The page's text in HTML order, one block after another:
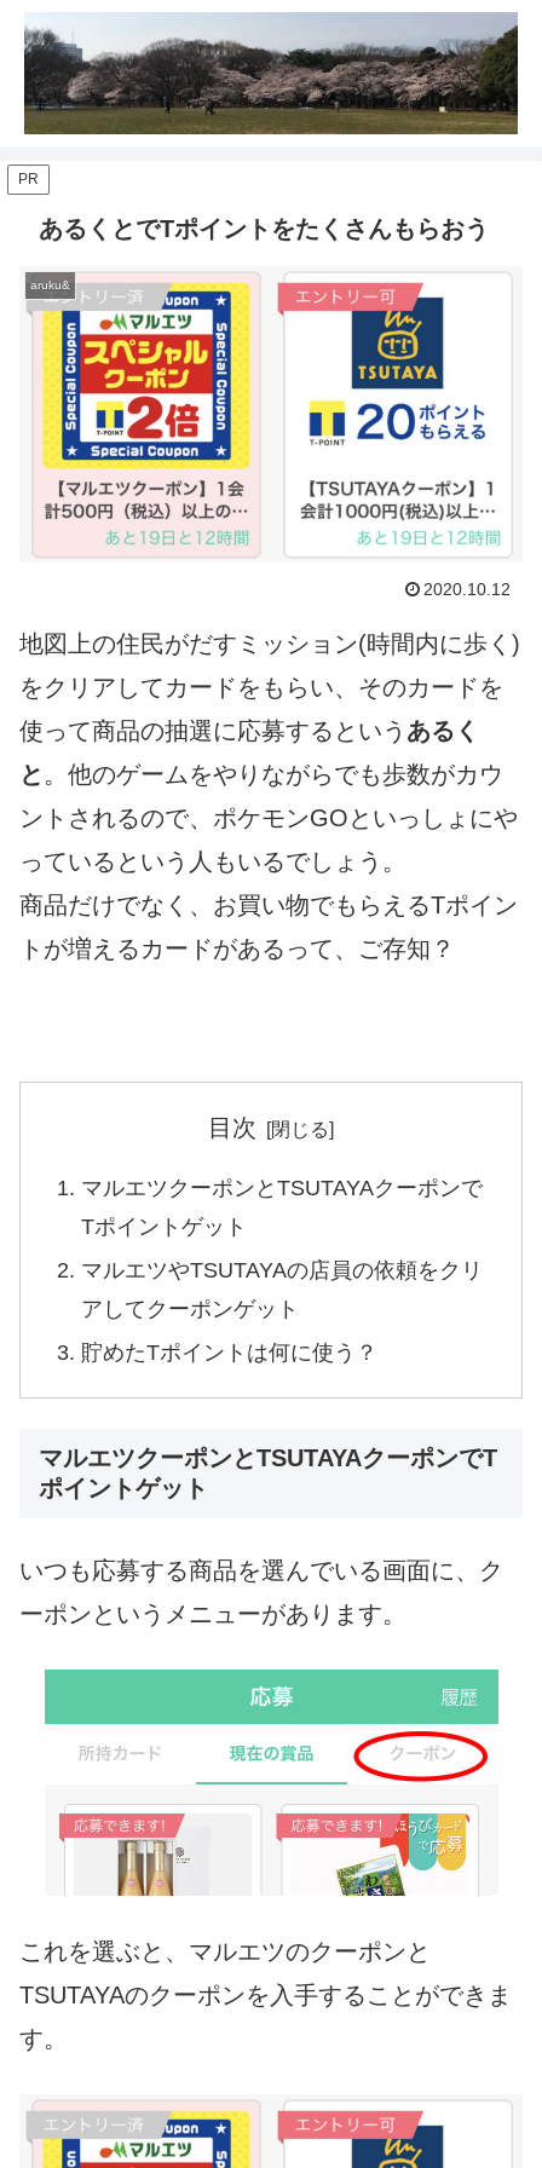
PR
あるくとでTポイントをたくさんもらおう
aruku&
2020.10.12
地図上の住民がだすミッション(時間内に歩く)
をクリアしてカードをもらい、そのカードを
使って商品の抽選に応募するという あるく
と 。他のゲームをやりながらでも歩数がカウ
ントされるので、ポケモンGOといっしょにや
っているという人もいるでしょう。
商品だけでなく、お買い物でもらえるTポイン
トが増えるカードがあるって、ご存知？
目次
マルエツクーポンとTSUTAYAクーポンで
Tポイントゲット
マルエツやTSUTAYAの店員の依頼をクリ
アしてクーポンゲット
貯めたTポイントは何に使う？
マルエツクーポンとTSUTAYAクーポンでT
ポイントゲット
いつも応募する商品を選んでいる画面に、ク
ーポンというメニューがあります。
これを選ぶと、マルエツのクーポンと
TSUTAYAのクーポンを入手することができま
す。